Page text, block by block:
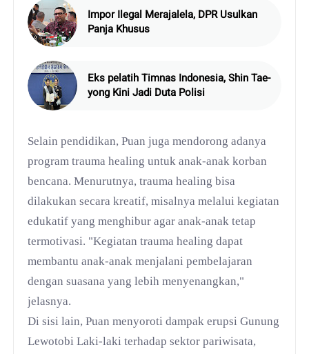
Impor Ilegal Merajalela, DPR Usulkan
Panja Khusus
Eks pelatih Timnas Indonesia, Shin Tae-
yong Kini Jadi Duta Polisi
Selain pendidikan, Puan juga mendorong adanya
program trauma healing untuk anak-anak korban
bencana. Menurutnya, trauma healing bisa
dilakukan secara kreatif, misalnya melalui kegiatan
edukatif yang menghibur agar anak-anak tetap
termotivasi. "Kegiatan trauma healing dapat
membantu anak-anak menjalani pembelajaran
dengan suasana yang lebih menyenangkan,"
jelasnya.
Di sisi lain, Puan menyoroti dampak erupsi Gunung
Lewotobi Laki-laki terhadap sektor pariwisata,